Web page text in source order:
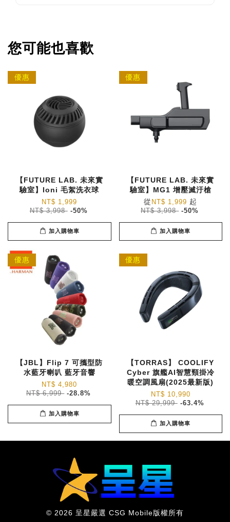
您可能也喜歡
優惠
【FUTURE LAB. 未來實
驗室】Ioni 毛絮洗衣球
NT$ 1,999
NT$ 3,998 -50%
加入購物車
優惠
【FUTURE LAB. 未來實
驗室】MG1 增壓滅汙槍
從 NT$ 1,999 起
NT$ 3,998 -50%
加入購物車
優惠
【JBL】Flip 7 可攜型防
水藍牙喇叭 藍牙音響
NT$ 4,980
NT$ 6,999 -28.8%
加入購物車
優惠
【TORRAS】 COOLIFY
Cyber 旗艦AI智慧頸掛冷
暖空調風扇(2025最新版)
NT$ 10,990
NT$ 29,999 -63.4%
加入購物車
© 2026 呈星嚴選 CSG Mobile版權所有